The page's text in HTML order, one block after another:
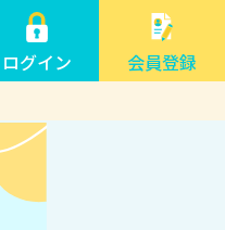
ログイン 会員登録